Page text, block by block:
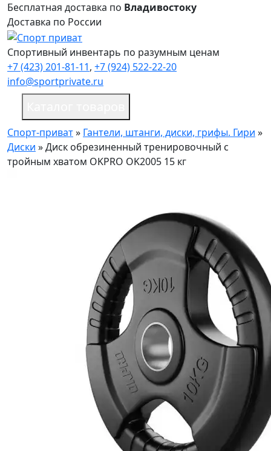
Бесплатная доставка по Владивостоку
Доставка по России
Спортивный инвентарь по разумным ценам
+7 (423) 201-81-11, +7 (924) 522-22-20
info@sportprivate.ru
Спорт-приват» Гантели, штанги, диски, грифы. Гири »
Диски »Диск обрезиненный тренировочный с
тройным хватом OKPRO OK2005 15 кг